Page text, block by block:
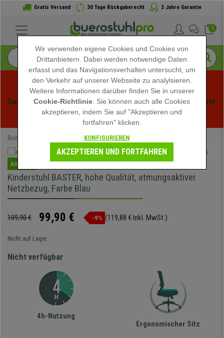
Gratis Versand 30 Tage Rückgaberecht 2 Jahre Garantie
0
Sommerschlussverauf bei buerstuhlpro! Exklusive Rabatte
für kurze Zeit - Aktion ansehen -
Buerostuhlpro Kinderstühle
Angebot
Kinderstuhl BASTER, hohe Qualität, atmungsaktiver
Netzbezug, Farbe Blau
109,90 € 99,90 € -9% (119,88 € Inkl. MwSt.)
Nicht auf Lager
Nicht verfügbar
4h-Nutzung
Ergonomischer Sitz
Wir verwenden eigene Cookies und Cookies von
Drittanbietern. Dabei werden notwendige Daten
erfasst und das Navigationsverhalten untersucht, um
den Verkehr auf unserer Webseite zu analylsieren.
Weitere Informationen darüber finden Sie in unserer
Cookie-Richtlinie . Sie können auch alle Cookies
akzeptieren, indem Sie auf "Akzeptieren und
fortfahren" klicken.
KONFIGURIEREN
AKZEPTIEREN UND FORTFAHREN